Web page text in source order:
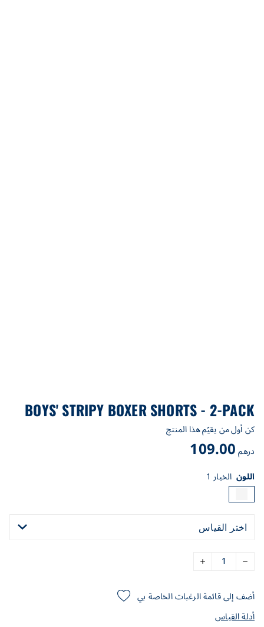
BOYS' STRIPY BOXER SHORTS - 2-PACK
كن أول من يقيّم هذا المنتج
درهم109.00
اللون الخيار 1
اختر القياس
أضف إلى قائمة الرغبات الخاصة بي
أدلة القياس